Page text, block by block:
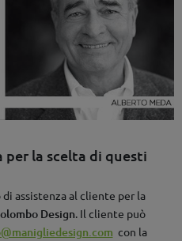
per la scelta di questi
assistenza al cliente per la
Design. Il cliente può
con la